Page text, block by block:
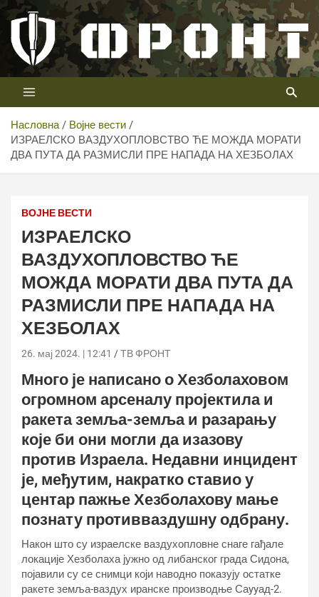
Скип
цонтент
Телевизија ФРОНТ
Први војни канал у Србији
Насловна
Војне вести
ИЗРАЕЛСКО ВАЗДУХОПЛОВСТВО ЋЕ МОЖДА МОРАТИ
ДВА ПУТА ДА РАЗМИСЛИ ПРЕ НАПАДА НА ХЕЗБОЛАХ
ВОЈНЕ ВЕСТИ
ИЗРАЕЛСКО
ВАЗДУХОПЛОВСТВО ЋЕ
МОЖДА МОРАТИ ДВА ПУТА ДА
РАЗМИСЛИ ПРЕ НАПАДА НА
ХЕЗБОЛАХ
26. мај 2024. | 12:41 ТВ ФРОНТ
Много је написано о Хезболаховом
огромном арсеналу пројектила и
ракета земља-земља и разарању
које би они могли да изазову
против Израела. Недавни инцидент
је, међутим, накратко ставио у
центар пажње Хезболахову мање
познату противваздушну одбрану.
Након што су израелске ваздухопловне снаге гађале
локације Хезболаха јужно од либанског града Сидона,
појавили су се снимци који наводно показују остатке
ракете земља-ваздух иранске производње Саyyад-2.